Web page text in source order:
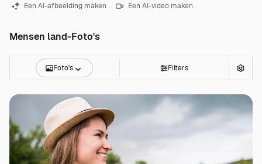
Een AI-afbeelding maken Een AI-video maken
Mensen land-Foto's
Foto's Filters